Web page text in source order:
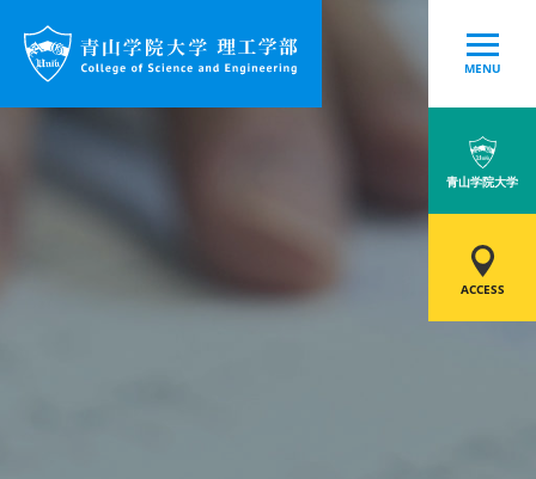
MENU
青山学院大学
ACCESS